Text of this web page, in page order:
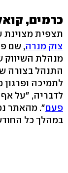
כרמים,
תצפית מצוינת
צוק מנרה, שם
מנהלת השיווק
התנהל בצורה
לתמיכה
לדבריה, "על אף
פעם". מהאתר
במהלך כל